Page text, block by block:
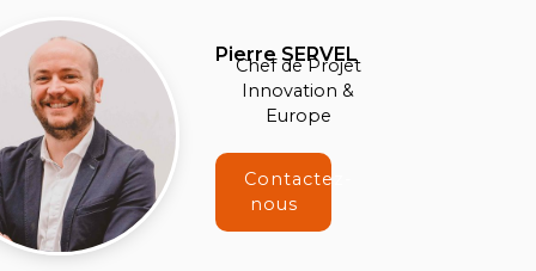
Pierre SERVEL
Chef de Projet
Innovation &
Europe
Contactez-
nous